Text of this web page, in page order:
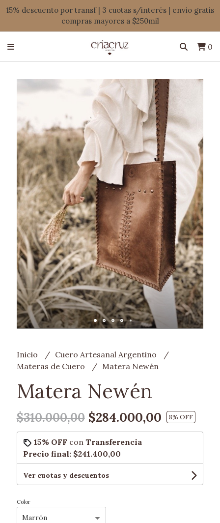
15% descuento por transf | 3 cuotas s/interés | envio gratis
compras mayores a $250mil
0
Inicio
Cuero Artesanal Argentino
Materas de Cuero
Matera Newén
Matera Newén
$310.000,00$284.000,00 8% OFF
15% OFF con Transferencia
Precio final: $241.400,00
Ver cuotas y descuentos
Color